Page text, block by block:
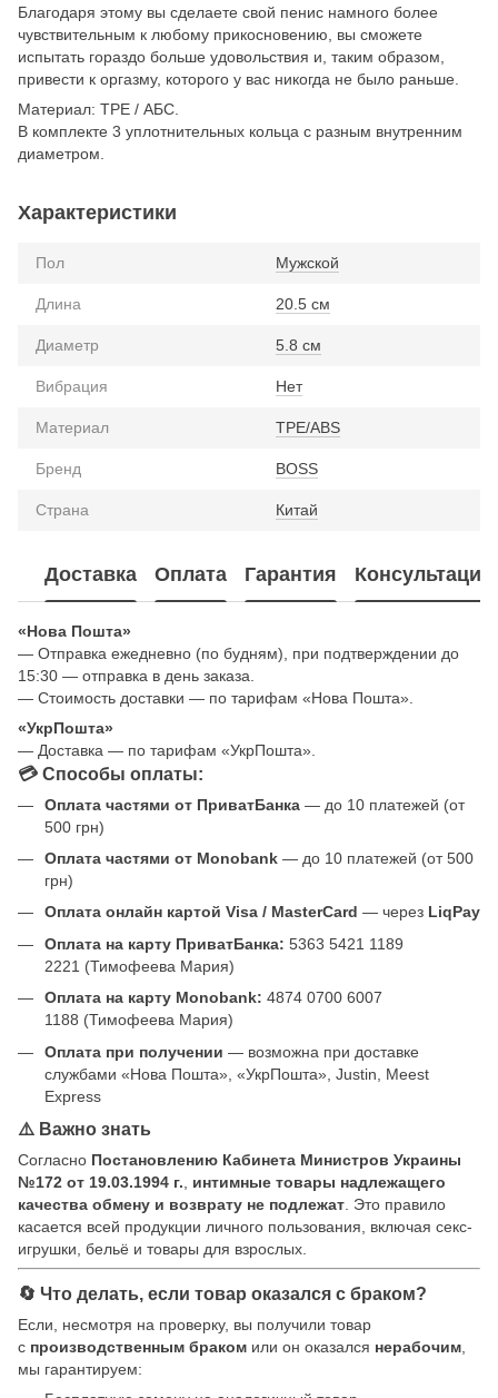
Благодаря этому вы сделаете свой пенис намного более
чувствительным к любому прикосновению, вы сможете
испытать гораздо больше удовольствия и, таким образом,
привести к оргазму, которого у вас никогда не было раньше.
Материал: TPE / АБС.
В комплекте 3 уплотнительных кольца с разным внутренним
диаметром.
Характеристики
Пол Мужской
Длина 20.5 см
Диаметр 5.8 см
Вибрация Нет
Материал TPE/ABS
Бренд BOSS
Страна Китай
Доставка Оплата Гарантия Консультация
«Нова Пошта»
— Отправка ежедневно (по будням), при подтверждении до
15:30 — отправка в день заказа.
— Стоимость доставки — по тарифам «Нова Пошта».
«УкрПошта»
— Доставка — по тарифам «УкрПошта».
💳 Способы оплаты:
Оплата частями от ПриватБанка — до 10 платежей (от
500 грн)
Оплата частями от Monobank — до 10 платежей (от 500
грн)
Оплата онлайн картой Visa / MasterCard — через LiqPay
Оплата на карту ПриватБанка: 5363 5421 1189
2221 (Тимофеева Мария)
Оплата на карту Monobank: 4874 0700 6007
1188 (Тимофеева Мария)
Оплата при получении — возможна при доставке
службами «Нова Пошта», «УкрПошта», Justin, Meest
Express
⚠️ Важно знать
Согласно Постановлению Кабинета Министров Украины
№172 от 19.03.1994 г.
интимные товары надлежащего
качества обмену и возврату не подлежат . Это правило
касается всей продукции личного пользования, включая секс-
игрушки, бельё и товары для взрослых.
🔄 Что делать, если товар оказался с браком?
Если, несмотря на проверку, вы получили товар
с производственным браком или он оказался нерабочим
мы гарантируем: